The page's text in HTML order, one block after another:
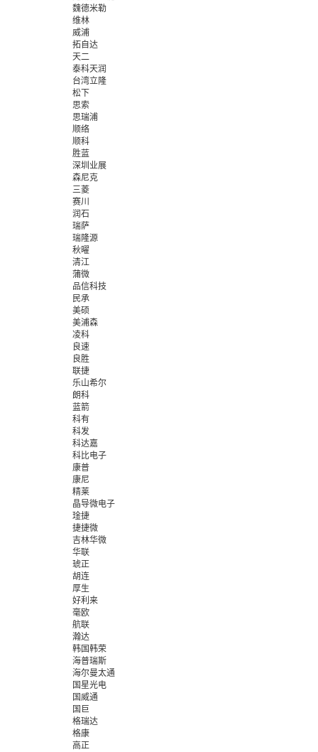
魏德米勒
维林
威浦
拓自达
天二
泰科天润
台湾立隆
松下
思索
思瑞浦
顺络
顺科
胜蓝
深圳业展
森尼克
三菱
赛川
润石
瑞萨
瑞隆源
秋曜
清江
蒲微
品信科技
民承
美硕
美浦森
凌科
良速
良胜
联捷
乐山希尔
朗科
蓝箭
科有
科发
科达嘉
科比电子
康普
康尼
精莱
晶导微电子
琻捷
捷捷微
吉林华微
华联
琥正
胡连
厚生
好利来
毫欧
航联
瀚达
韩国韩荣
海普瑞斯
海尔曼太通
国星光电
国威通
国巨
格瑞达
格康
高正